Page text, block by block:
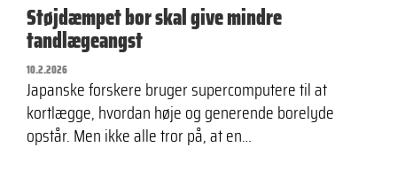
Støjdæmpet bor skal give mindre
tandlægeangst
10.2.2026
Japanske forskere bruger supercomputere til at
kortlægge, hvordan høje og generende borelyde
opstår. Men ikke alle tror på, at en…